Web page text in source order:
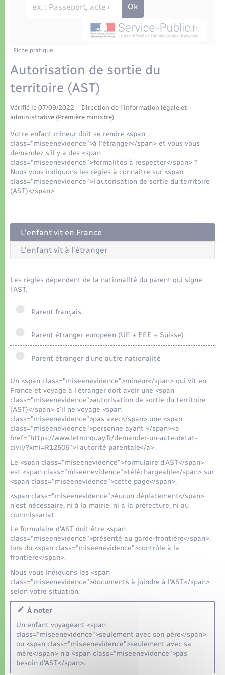
Eau - Assainissement
Transports
Transports scolaires
Logement - Urbanisme
Loisirs
Seniors
Nouvel habitant
Numérique
Organisation d’événement
Sécurité - Prévention
Commerces - Entreprises - Emploi
Voirie et espace public
Travaux - Autorisation d’occupation de l’espace
Présentation de la commune
La Communauté de communes
Fiche pratique
Autorisation de sortie du
territoire (AST)
Vérifié le 07/09/2022 – Direction de l'information légale et
administrative (Première ministre)
Votre enfant mineur doit se rendre <span
class="miseenevidence">à l'étranger</span> et vous vous
demandez s'il y a des <span
class="miseenevidence">formalités à respecter</span> ?
Nous vous indiquons les règles à connaître sur <span
class="miseenevidence">l'autorisation de sortie du territoire
(AST)</span>.
L'enfant vit en France
L'enfant vit à l'étranger
Les règles dépendent de la nationalité du parent qui signe
l'AST.
Parent français
Parent étranger européen (UE + EEE + Suisse)
Parent étranger d'une autre nationalité
Un <span class="miseenevidence">mineur</span> qui vit en
France et voyage à l'étranger doit avoir une <span
class="miseenevidence">autorisation de sortie du territoire
(AST)</span> s'il ne voyage <span
class="miseenevidence">pas avec</span> une <span
class="miseenevidence">personne ayant </span><a
href="https://www.letronquay.fr/demander-un-acte-detat-
civil/?xml=R12506">l'autorité parentale</a>.
Le <span class="miseenevidence">formulaire d'AST</span>
est <span class="miseenevidence">téléchargeable</span> sur
<span class="miseenevidence">cette page</span>.
<span class="miseenevidence">Aucun déplacement</span>
n'est nécessaire, ni à la mairie, ni à la préfecture, ni au
commissariat.
Le formulaire d'AST doit être <span
class="miseenevidence">présenté au garde-frontière</span>,
lors du <span class="miseenevidence">contrôle à la
frontière</span>.
Nous vous indiquons les <span
class="miseenevidence">documents à joindre à l'AST</span>
selon votre situation.
À noter
Un enfant voyageant <span
class="miseenevidence">seulement avec son père</span>
ou <span class="miseenevidence">seulement avec sa
mère</span> n'a <span class="miseenevidence">pas
besoin d'AST</span>.